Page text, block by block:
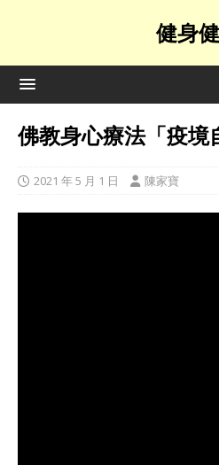
健身
佛教身心療法「疫境
2021 年 5 月 1 日 陳家寶